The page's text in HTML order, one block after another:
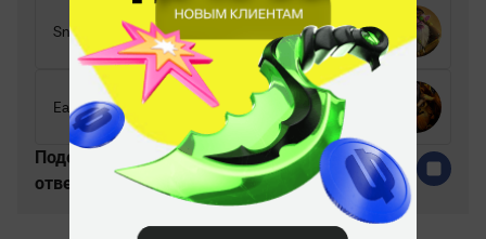
Sniper
Earthshaker
Поделитесь c миром своим
ответом